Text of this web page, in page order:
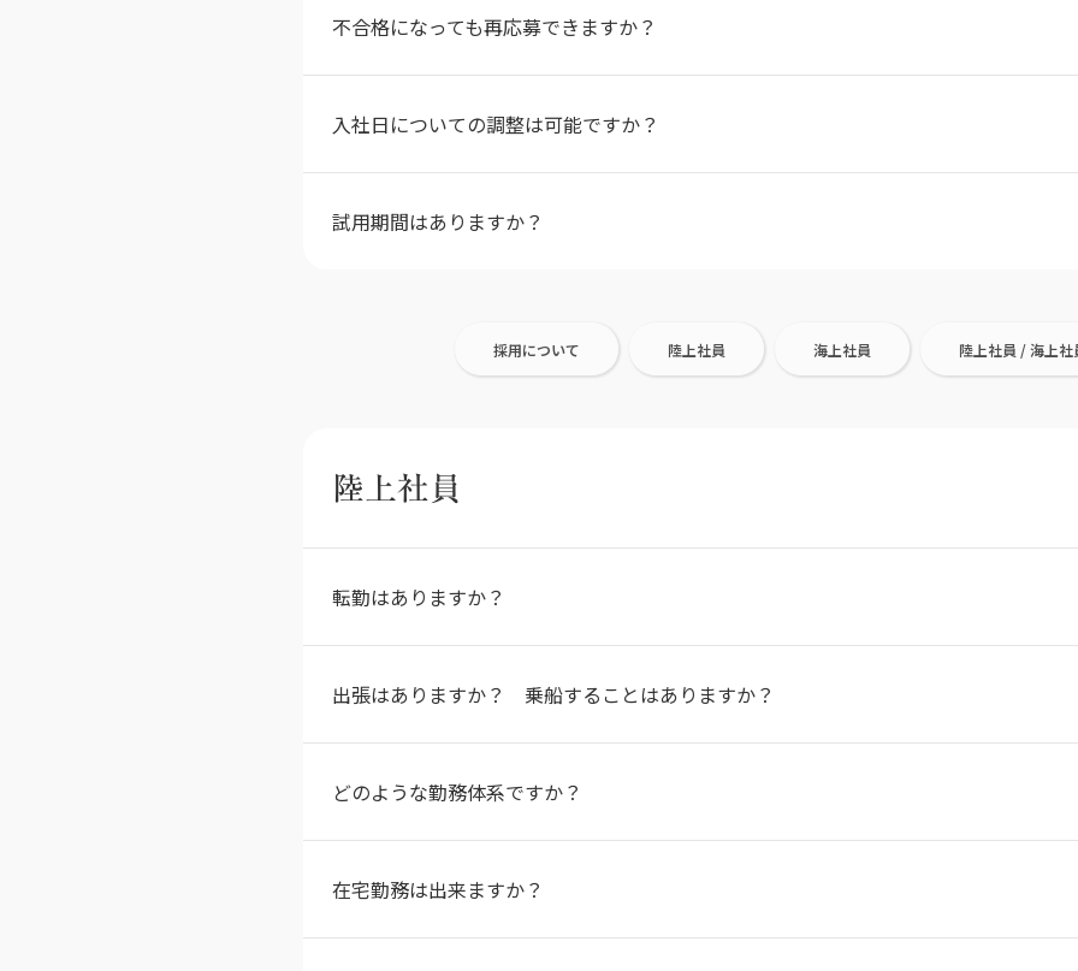
不合格になっても再応募できますか？
入社日についての調整は可能ですか？
試用期間はありますか？
採用について 陸上社員 海上社員 陸上社員 / 海上社
陸上社員
転勤はありますか？
出張はありますか？ 乗船することはありますか？
どのような勤務体系ですか？
在宅勤務は出来ますか？